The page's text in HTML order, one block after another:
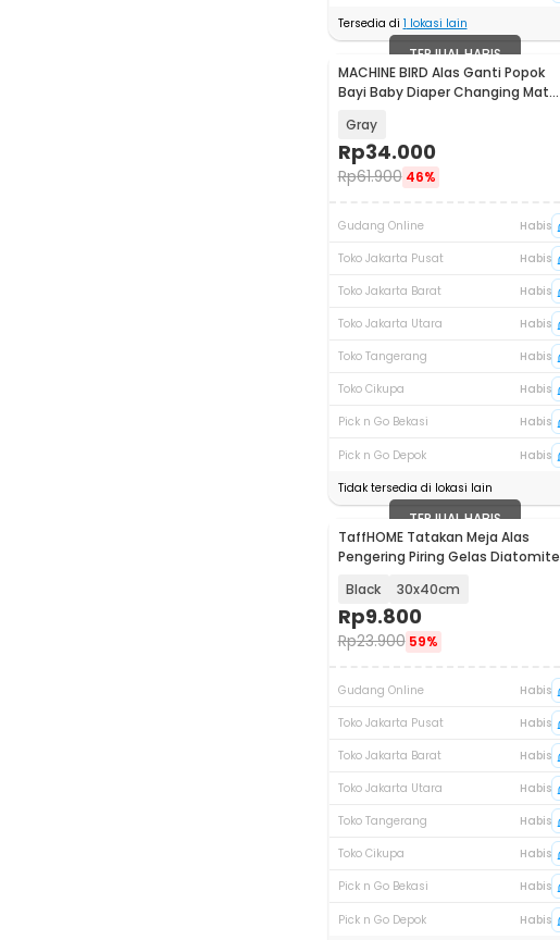
Tersedia di 1 lokasi lain
TERJUAL HABIS
MACHINE BIRD Alas Ganti Popok
Bayi Baby Diaper Changing Mat
Gray
Rp34.000
Rp61.900 46%
Gudang Online
Habis
Toko Jakarta Pusat
Habis
Toko Jakarta Barat
Habis
Toko Jakarta Utara
Habis
Toko Tangerang
Habis
Toko Cikupa
Habis
Pick n Go Bekasi
Habis
Pick n Go Depok
Habis
Tidak tersedia di lokasi lain
TERJUAL HABIS
TaffHOME Tatakan Meja Alas
Pengering Piring Gelas Diatomite
Black 30x40cm
Rp9.800
Rp23.900 59%
Gudang Online
Habis
Toko Jakarta Pusat
Habis
Toko Jakarta Barat
Habis
Toko Jakarta Utara
Habis
Toko Tangerang
Habis
Toko Cikupa
Habis
Pick n Go Bekasi
Habis
Pick n Go Depok Habis